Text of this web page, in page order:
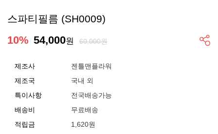
스파티필름 (SH0009)
10% 54,000원 60,000원
제조사
젠틀맨플라워
제조국
국내 외
특이사항
전국배송가능
배송비
무료배송
적립금
1,620원